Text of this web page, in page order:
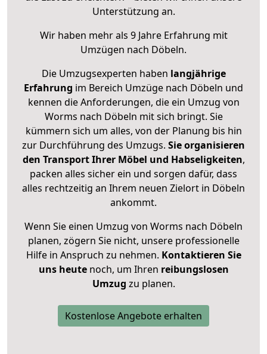
Unterstützung an.
Wir haben mehr als 9 Jahre Erfahrung mit
Umzügen nach Döbeln.
Die Umzugsexperten haben langjährige
Erfahrung im Bereich Umzüge nach Döbeln und
kennen die Anforderungen, die ein Umzug von
Worms nach Döbeln mit sich bringt. Sie
kümmern sich um alles, von der Planung bis hin
zur Durchführung des Umzugs. Sie organisieren
den Transport Ihrer Möbel und Habseligkeiten,
packen alles sicher ein und sorgen dafür, dass
alles rechtzeitig an Ihrem neuen Zielort in Döbeln
ankommt.
Wenn Sie einen Umzug von Worms nach Döbeln
planen, zögern Sie nicht, unsere professionelle
Hilfe in Anspruch zu nehmen. Kontaktieren Sie
uns heutenoch, um Ihren reibungslosen
Umzug zu planen.
Kostenlose Angebote erhalten